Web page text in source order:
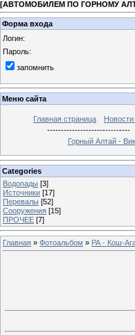
[АВТОМОБИЛЕМ ПО ГОРНОМУ
Форма входа
Логин:
Пароль:
запомнить
Меню сайта
Главная страница Новости
------------------------------
Горный Алтай -
Categories
Водопады [3]
Источники [17]
Перевалы [52]
Сооружения [15]
ПРОЧЕЕ [7]
Главная » Фотоальбом » РА - Кош-